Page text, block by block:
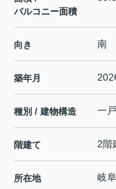
バルコニー面積
向き 南
築年月
種別 / 建物構造 一
階建て 2階
所在地 岐